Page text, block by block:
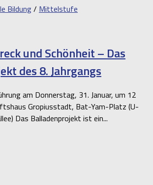
Bildung/ Mittelstufe
und Schönheit – Das
des 8. Jahrgangs
am Donnerstag, 31. Januar, um 12
Gropiusstadt, Bat-Yam-Platz (U-
Das Balladenprojekt ist ein...